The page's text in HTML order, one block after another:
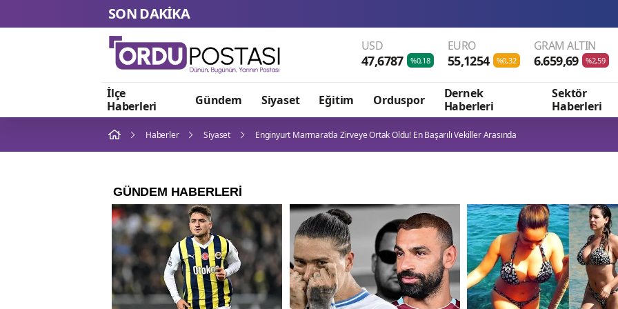
SON DAKİKA
USD
47,6787 %0,18
EURO
55,1254 %0,32
GRAM ALTIN
6.659,69 %2,59
İlçe
Haberleri
Gündem Siyaset Eğitim Orduspor
Dernek
Haberleri
Sektör
Haberleri
Haberler Siyaset Enginyurt Marmara’da Zirveye Ortak Oldu! En Başarılı Vekiller Arasında